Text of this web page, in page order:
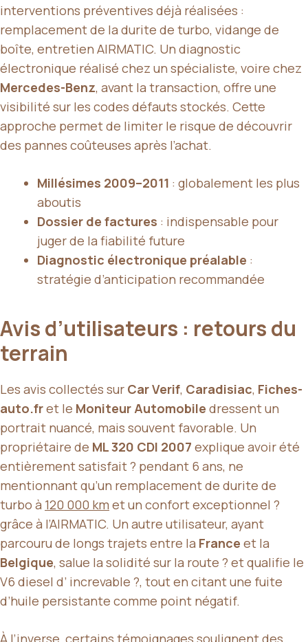
interventions préventives déjà réalisées :
remplacement de la durite de turbo, vidange de
boîte, entretien AIRMATIC. Un diagnostic
électronique réalisé chez un spécialiste, voire chez
Mercedes-Benz, avant la transaction, offre une
visibilité sur les codes défauts stockés. Cette
approche permet de limiter le risque de découvrir
des pannes coûteuses après l’achat.
Millésimes 2009–2011 : globalement les plus
aboutis
Dossier de factures : indispensable pour
juger de la fiabilité future
Diagnostic électronique préalable :
stratégie d’anticipation recommandée
Avis d’utilisateurs : retours du
terrain
Les avis collectés sur Car Verif, Caradisiac, Fiches-
auto.fret le Moniteur Automobile dressent un
portrait nuancé, mais souvent favorable. Un
propriétaire de ML 320 CDI 2007 explique avoir été
entièrement satisfait ? pendant 6 ans, ne
mentionnant qu’un remplacement de durite de
turbo à 120 000 km et un confort exceptionnel ?
grâce à l’AIRMATIC. Un autre utilisateur, ayant
parcouru de longs trajets entre la France et la
Belgique, salue la solidité sur la route ? et qualifie le
V6 diesel d’ increvable ?, tout en citant une fuite
d’huile persistante comme point négatif.
À l’inverse, certains témoignages soulignent des